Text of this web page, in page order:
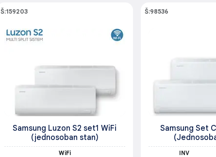
Š:159203
Samsung Luzon S2 set1 WiFi
(jednosoban stan)
WiFi
Š:98536
Samsung Set
INV